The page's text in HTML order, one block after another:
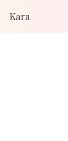
Kara